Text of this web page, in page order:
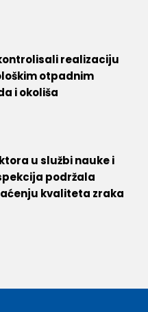
realizaciju
otpadnim
i okoliša
u službi nauke i
podržala
kvaliteta zraka